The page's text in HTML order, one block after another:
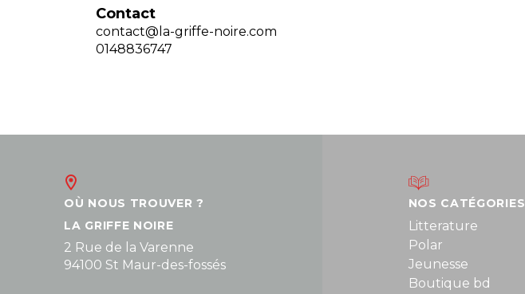
Contact
contact@la-griffe-noire.com
0148836747
OÙ NOUS TROUVER ?
LA GRIFFE NOIRE
2 Rue de la Varenne
94100 St Maur-des-fossés
NOS CATÉGORIES
Litterature
Polar
Jeunesse
Boutique bd